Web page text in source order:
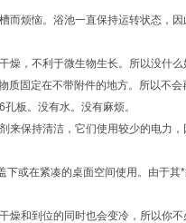
而烦恼。浴池一直保持运转状态，
燥，不利于微生物生长。所以没什
固定在不带附件的地方。所以不
板。没有水。没有麻烦。
来保持清洁，它们使用较少的电力
或在紧凑的桌面空间使用。由于其
燥和到位的同时也会变冷，所以你